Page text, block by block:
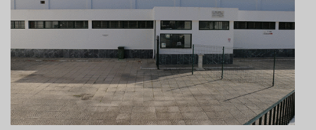
FAMÍLIA
DESPORTO & AVENTURA